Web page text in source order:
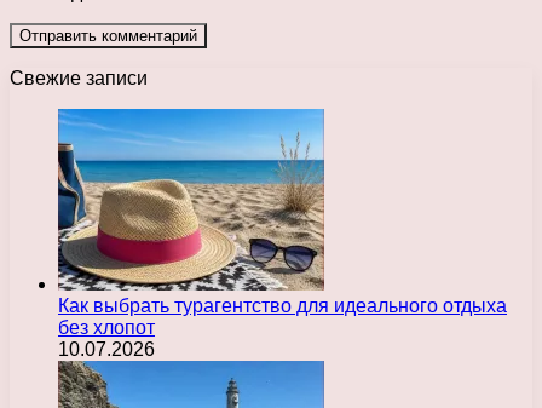
Свежие записи
Как выбрать турагентство для идеального отдыха
без хлопот
10.07.2026